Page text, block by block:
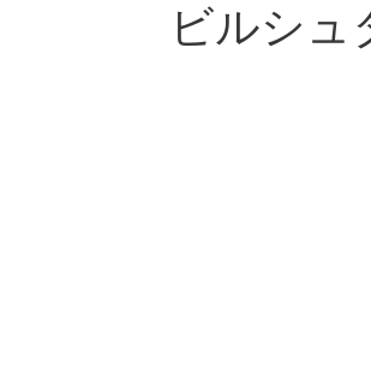
ビルシ